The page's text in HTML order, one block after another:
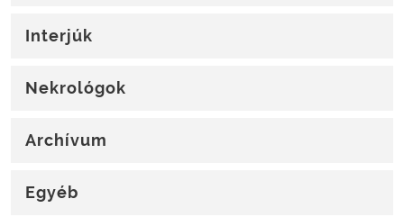
Interjúk
Nekrológok
Archívum
Egyéb